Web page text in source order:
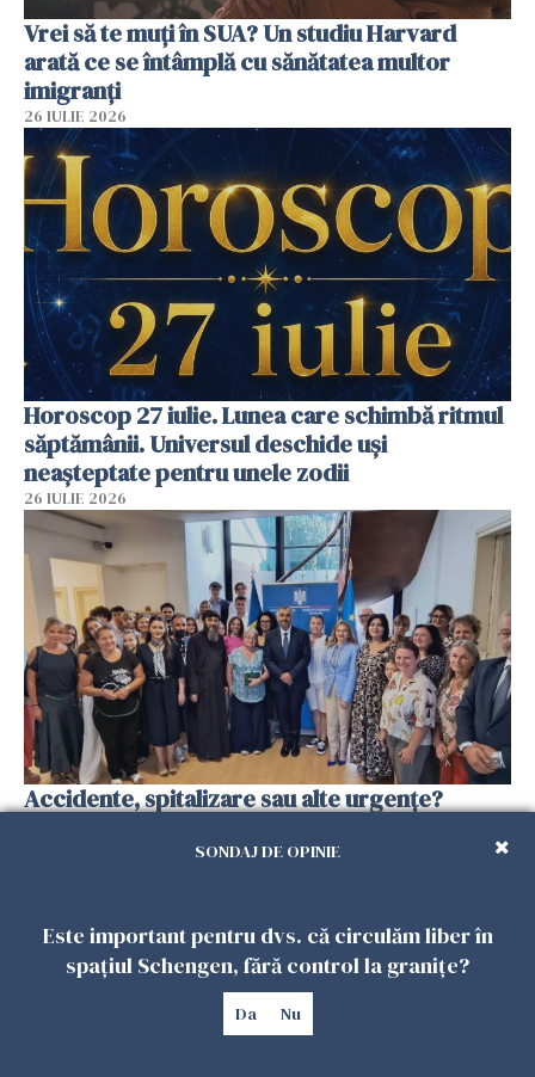
Vrei să te muți în SUA? Un studiu Harvard
arată ce se întâmplă cu sănătatea multor
imigranți
26 IULIE 2026
Horoscop 27 iulie. Lunea care schimbă ritmul
săptămânii. Universul deschide uși
neașteptate pentru unele zodii
26 IULIE 2026
Accidente, spitalizare sau alte urgențe?
intervenții în doar 24 de ore
SONDAJ DE OPINIE
Este important pentru dvs. că circulăm liber în
spațiul Schengen, fără control la granițe?
Da Nu